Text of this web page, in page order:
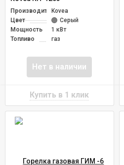
ПроизводительKovea
Цвет
Серый
Мощность
1 кВт
Топливо
газ
Нет в наличии